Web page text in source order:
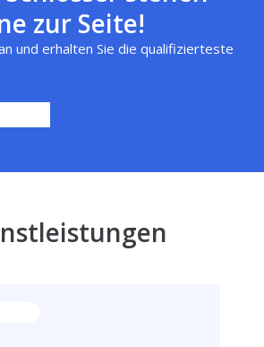
zur Seite!
und erhalten Sie die qualifizierteste